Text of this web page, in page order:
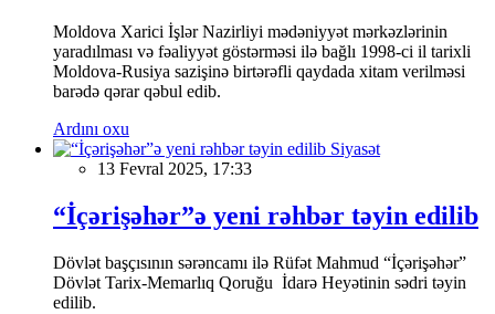
Moldova Xarici İşlər Nazirliyi mədəniyyət mərkəzlərinin
yaradılması və fəaliyyət göstərməsi ilə bağlı 1998-ci il tarixli
Moldova-Rusiya sazişinə birtərəfli qaydada xitam verilməsi
barədə qərar qəbul edib.
Ardını oxu
Siyasət
13 Fevral 2025, 17:33
“İçərişəhər”ə yeni rəhbər təyin edilib
Dövlət başçısının sərəncamı ilə Rüfət Mahmud “İçərişəhər”
Dövlət Tarix-Memarlıq Qoruğu İdarə Heyətinin sədri təyin
edilib.